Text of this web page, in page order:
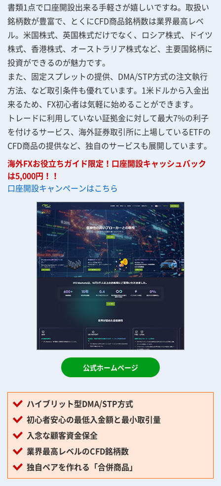
書類1点で口座開設出来る手軽さが嬉しいですね。取扱い
銘柄数が豊富で、とくにCFD商品銘柄数は業界最高レベ
ル。米国株式、英国株式だけでなく、ロシア株式、ドイツ
株式、香港株式、オーストラリア株式など、主要国銘柄に
投資ができるのが魅力です。
また、固定スプレットの提供、DMA/STP方式の注文執行
方法、など取引条件も優れています。1米ドルから入金出
来るため、FX初心者は気軽に始めることができます。
トレードに利用していない証拠金に対して最大7%の利子
を付けるサービス、海外証券取引所に上場しているETFの
CFD商品の提供など、独自のサービスも展開しています。
海外FXお役立ちガイド限定！口座開設キャッシュバック
は5,000円！！
口座開設キャンペーンはこちら
公式ホームページ
ハイブリット型DMA/STP方式
初心者安心の最低入金額と最小取引量
入念な顧客資金保全
業界最高レベルのCFD銘柄数
独自ペアを作れる「合併商品」